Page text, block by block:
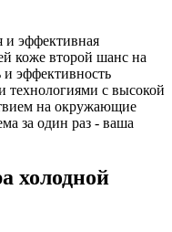
и эффективная
коже второй шанс на
и эффективность
технологиями с высокой
на окружающие
за один раз - ваша
холодной